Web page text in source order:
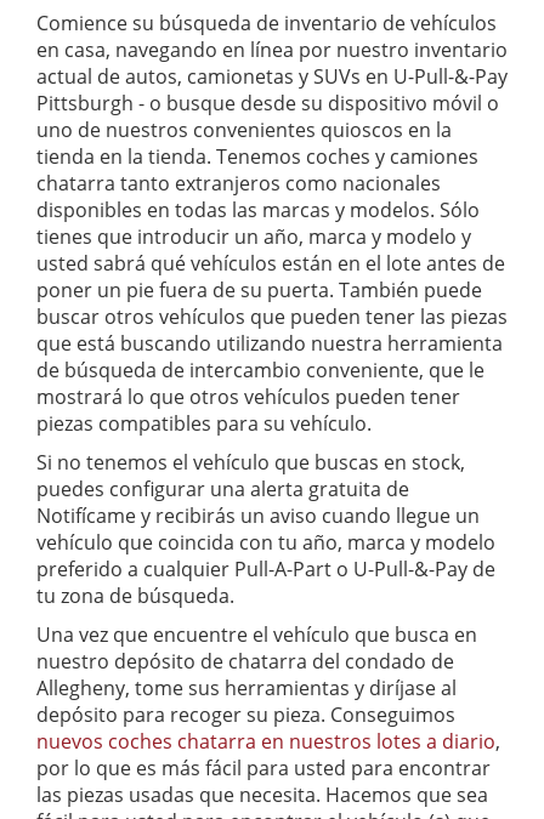
Comience su búsqueda de inventario de vehículos
en casa, navegando en línea por nuestro inventario
actual de autos, camionetas y SUVs en U-Pull-&-Pay
Pittsburgh - o busque desde su dispositivo móvil o
uno de nuestros convenientes quioscos en la
tienda en la tienda. Tenemos coches y camiones
chatarra tanto extranjeros como nacionales
disponibles en todas las marcas y modelos. Sólo
tienes que introducir un año, marca y modelo y
usted sabrá qué vehículos están en el lote antes de
poner un pie fuera de su puerta. También puede
buscar otros vehículos que pueden tener las piezas
que está buscando utilizando nuestra herramienta
de búsqueda de intercambio conveniente, que le
mostrará lo que otros vehículos pueden tener
piezas compatibles para su vehículo.
Si no tenemos el vehículo que buscas en stock,
puedes configurar una alerta gratuita de
Notifícame y recibirás un aviso cuando llegue un
vehículo que coincida con tu año, marca y modelo
preferido a cualquier Pull-A-Part o U-Pull-&-Pay de
tu zona de búsqueda.
Una vez que encuentre el vehículo que busca en
nuestro depósito de chatarra del condado de
Allegheny, tome sus herramientas y diríjase al
depósito para recoger su pieza. Conseguimos
nuevos coches chatarra en nuestros lotes a diario,
por lo que es más fácil para usted para encontrar
las piezas usadas que necesita. Hacemos que sea